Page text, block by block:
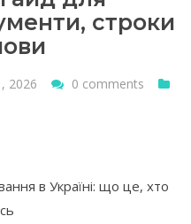
строки
2026
0 comments
в Україні: що це, хто